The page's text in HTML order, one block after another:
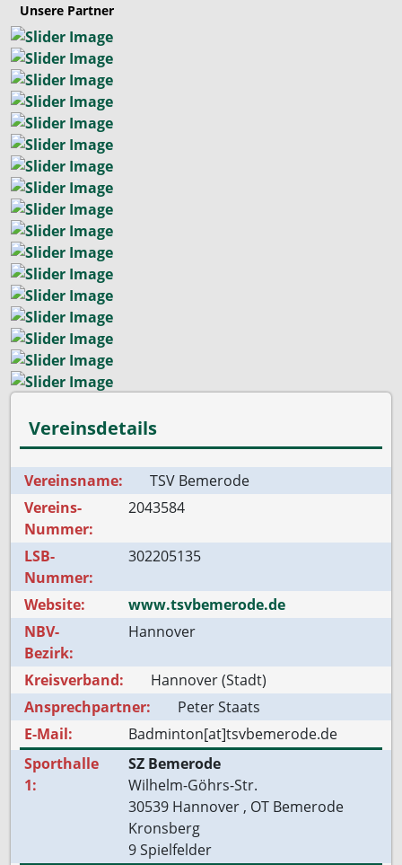
Unsere Partner
Vereinsdetails
Vereinsname:
TSV Bemerode
Vereins-
Nummer:
2043584
LSB-
Nummer:
302205135
Website:
www.tsvbemerode.de
NBV-
Bezirk:
Hannover
Kreisverband:
Hannover (Stadt)
Ansprechpartner:
Peter Staats
E-Mail:
Badminton[at]tsvbemerode.de
Sporthalle
1:
SZ Bemerode
Wilhelm-Göhrs-Str.
30539 Hannover , OT Bemerode
Kronsberg
9 Spielfelder